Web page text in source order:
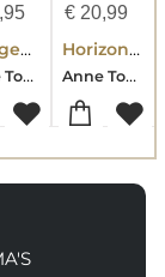
Dungeons and Dragons How Not to Get Eaten by Owlbears
Anne Toole
€ 20,99
Horizon Zero Dawn Vol. 2: Liberation
Anne Toole